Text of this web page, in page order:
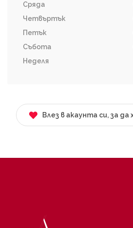
Сряда
Четвъртък
Петък
Събота
Неделя
Влез в акаунта си, за